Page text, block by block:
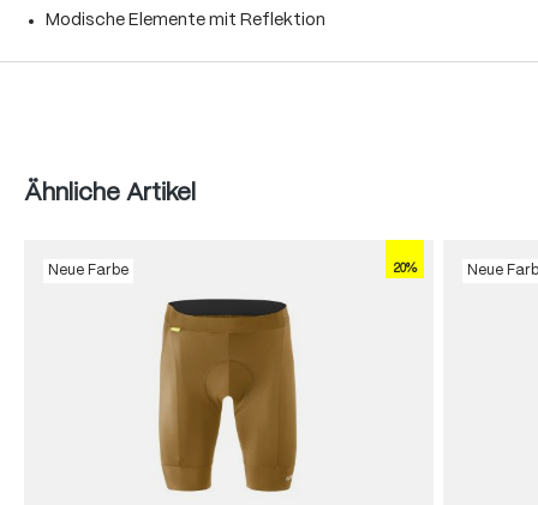
Modische Elemente mit Reflektion
Produktgalerie überspringen
Ähnliche Artikel
20%
Neue Farbe Neue